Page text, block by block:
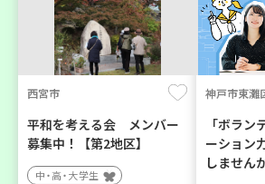
西宮市
平和を考える会 メンバー
募集中！【第2地区】
中・高・大学生
神戸市東灘
「ボラン
ーション
しません